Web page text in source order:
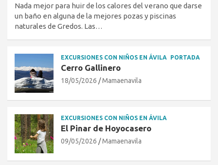
Nada mejor para huir de los calores del verano que darse
un baño en alguna de la mejores pozas y piscinas
naturales de Gredos. Las…
EXCURSIONES CON NIÑOS EN ÁVILA PORTADA
Cerro Gallinero
18/05/2026 Mamaenavila
EXCURSIONES CON NIÑOS EN ÁVILA
El Pinar de Hoyocasero
09/05/2026 Mamaenavila